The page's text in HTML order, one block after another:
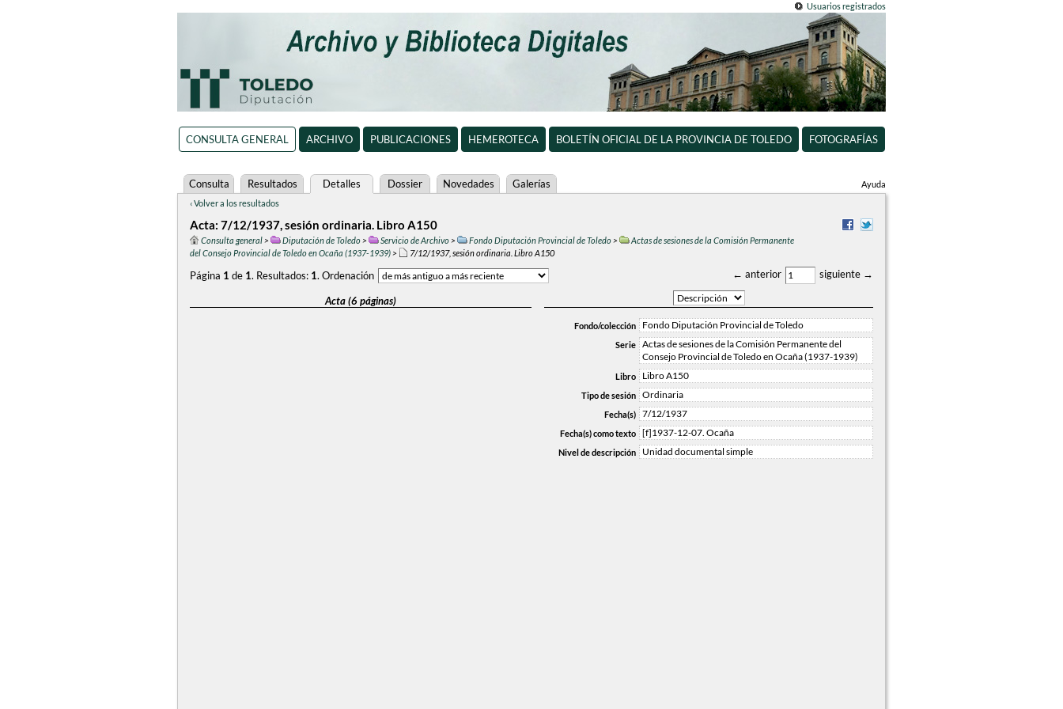
Usuarios registrados
CONSULTA GENERAL ARCHIVO PUBLICACIONES HEMEROTECA BOLETÍN OFICIAL DE LA PROVINCIA DE TOLEDO FOTOGRAFÍAS
Ayuda
Consulta Resultados Detalles Dossier Novedades Galerías
‹ Volver a los resultados
Acta: 7/12/1937, sesión ordinaria. Libro A150
Consulta general> Diputación de Toledo> Servicio de Archivo> Fondo Diputación Provincial de Toledo>
Actas de sesiones de la Comisión Permanente
del Consejo Provincial de Toledo en Ocaña (1937-1939)> 7/12/1937, sesión ordinaria. Libro A150
← anterior siguiente →
Página 1 de 1. Resultados: 1. Ordenación
Acta (6 páginas)
Fondo/colección Fondo Diputación Provincial de Toledo
Serie
Actas de sesiones de la Comisión Permanente del
Consejo Provincial de Toledo en Ocaña (1937-1939)
Libro Libro A150
Tipo de sesión Ordinaria
Fecha(s) 7/12/1937
Fecha(s) como texto [f]1937-12-07. Ocaña
Nivel de descripción Unidad documental simple